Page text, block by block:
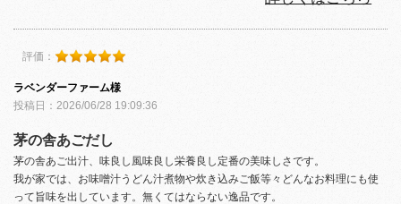
評価：
ラベンダーファーム様
投稿日：2026/06/28 19:09:36
茅の舎あごだし
茅の舎あご出汁、味良し風味良し栄養良し定番の美味しさです。
我が家では、お味噌汁うどん汁煮物や炊き込みご飯等々どんなお料理にも使
って旨味を出しています。無くてはならない逸品です。